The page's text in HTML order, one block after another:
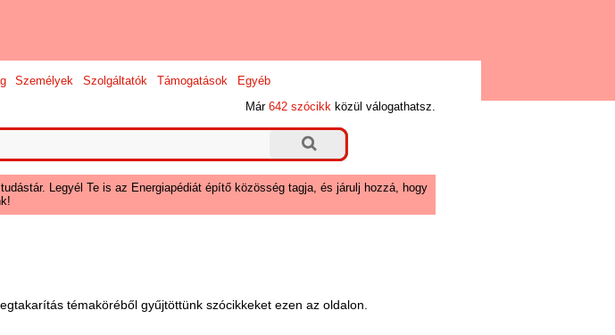
Személyek Szolgáltatók Támogatások
Egyéb
Már642 szócikk közül válogathatsz.
Legyél Te is az Energiapédiát építő közösség tagja, és járulj hozzá, hogy
témaköréből gyűjtöttünk szócikkeket ezen az oldalon.